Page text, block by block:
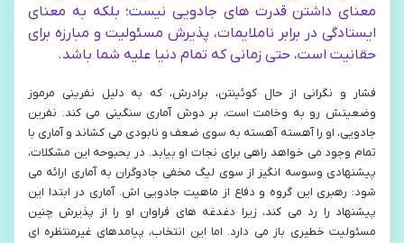
معنای داشتن قدرت های جادویی نیست؛ بلکه به معنای
ایستادگی در برابر ناملایمات، پذیرش مسئولیت و مبارزه برای
حقانیت است، حتی زمانی که تمام دنیا علیه شما باشد.
فشار و نگرانی از حال کوئینتن، برادرش، که به دلیل نفرینی مرموز
وضعیتش رو به وخامت است، بر دوش آماری سنگینی می کند. نفرین
جادویی، او را آهسته آهسته به سوی ضعف و نابودی می کشاند و آماری با
تمام وجود می خواهد راهی برای نجات او بیابد. در بحبوحه این مشکلات،
پیشنهادی وسوسه انگیز از سوی لیگ مخفی جادوگران به آماری ارائه می
شود: رهبری این گروه و دفاع از ماهیت جادویی اش. آماری در ابتدا این
پیشنهاد را رد می کند، زیرا دغدغه های فراوان او را از پذیرش چنین
مسئولیت خطیری باز می دارد. اما این انتخاب، پیامدهای غیرمنتظره ای